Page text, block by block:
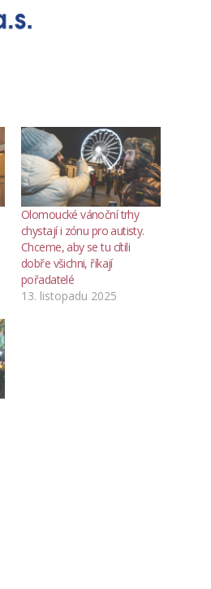
Olomoucké vánoční trhy
chystají i zónu pro autisty.
Chceme, aby se tu cítili
dobře všichni, říkají
pořadatelé
13. listopadu 2025